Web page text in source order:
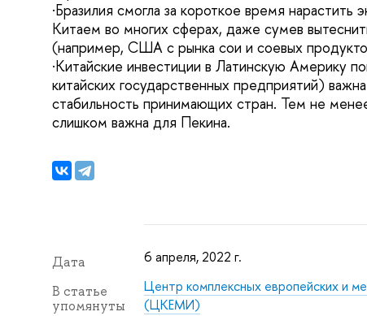
·Бразилия смогла за короткое время
Китаем во многих сферах, даже сумев
(например, США с рынка сои и соевых
·Китайские инвестиции в Латинскую Америку
китайских государственных предприятий)
стабильность принимающих стран. Тем не
слишком важна для Пекина.
Дата 6 апреля, 2022 г.
В статье
упомянуты
Центр комплексных европейских и
(ЦКЕМИ)